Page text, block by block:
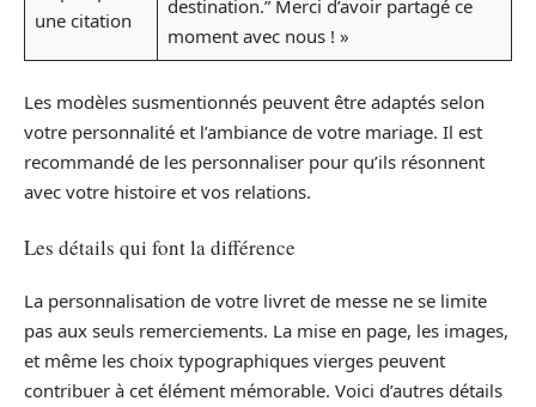
une citation
destination.” Merci d’avoir partagé ce
moment avec nous ! »
Les modèles susmentionnés peuvent être adaptés selon
votre personnalité et l’ambiance de votre mariage. Il est
recommandé de les personnaliser pour qu’ils résonnent
avec votre histoire et vos relations.
Les détails qui font la différence
La personnalisation de votre livret de messe ne se limite
pas aux seuls remerciements. La mise en page, les images,
et même les choix typographiques vierges peuvent
contribuer à cet élément mémorable. Voici d’autres détails